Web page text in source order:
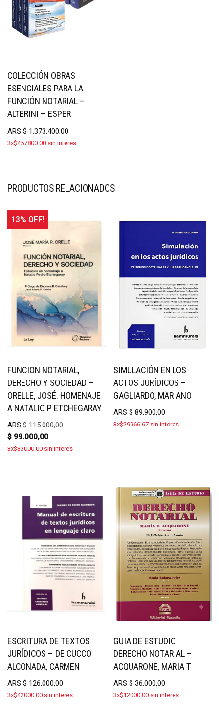
COLECCIÓN OBRAS
ESENCIALES PARA LA
FUNCIÓN NOTARIAL –
ALTERINI – ESPER
ARS $ 1.373.400,00
3x$457800.00 sin interes
PRODUCTOS RELACIONADOS
13% OFF!
FUNCION NOTARIAL,
DERECHO Y SOCIEDAD –
ORELLE, JOSÉ. HOMENAJE
A NATALIO P ETCHEGARAY
ARS $115.000,00
$ 99.000,00
3x$33000.00 sin interes
SIMULACIÓN EN LOS
ACTOS JURÍDICOS –
GAGLIARDO, MARIANO
ARS$ 89.900,00
3x$29966.67 sin interes
ESCRITURA DE TEXTOS
JURÍDICOS – DE CUCCO
ALCONADA, CARMEN
ARS $ 126.000,00
3x$42000.00 sin interes
GUIA DE ESTUDIO
DERECHO NOTARIAL –
ACQUARONE, MARIA T
ARS$ 36.000,00
3x$12000.00 sin interes